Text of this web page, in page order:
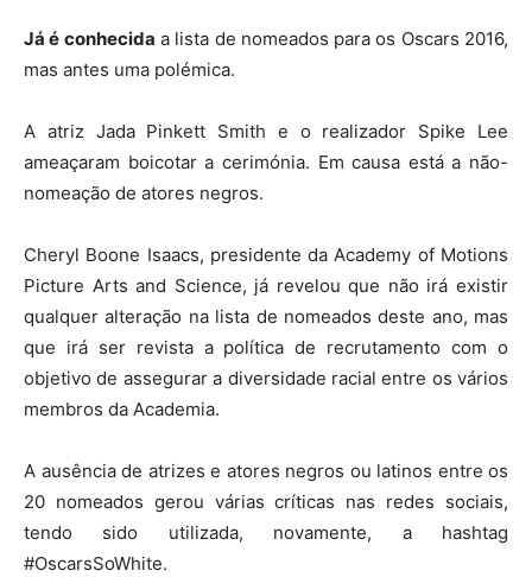
Já é conhecida a lista de nomeados para os Oscars 2016,
mas antes uma polémica.
A atriz Jada Pinkett Smith e o realizador Spike Lee
ameaçaram boicotar a cerimónia. Em causa está a não-
nomeação de atores negros.
Cheryl Boone Isaacs, presidente da Academy of Motions
Picture Arts and Science, já revelou que não irá existir
qualquer alteração na lista de nomeados deste ano, mas
que irá ser revista a política de recrutamento com o
objetivo de assegurar a diversidade racial entre os vários
membros da Academia.
A ausência de atrizes e atores negros ou latinos entre os
20 nomeados gerou várias críticas nas redes sociais,
tendo sido utilizada, novamente, a hashtag
#OscarsSoWhite.